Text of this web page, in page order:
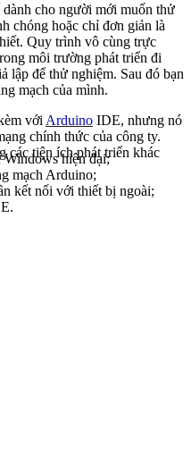
cho người mới muốn thử
chóng hoặc chỉ đơn giản là
Quy trình vô cùng trực
môi trường phát triển đi
lập để thử nghiệm. Sau đó bạn
mạch của mình.
với Arduino IDE, nhưng nó
chính thức của công ty.
các tiện ích phát triển khác
Windows hiện đại;
mạch Arduino;
kết nối với thiết bị ngoài;